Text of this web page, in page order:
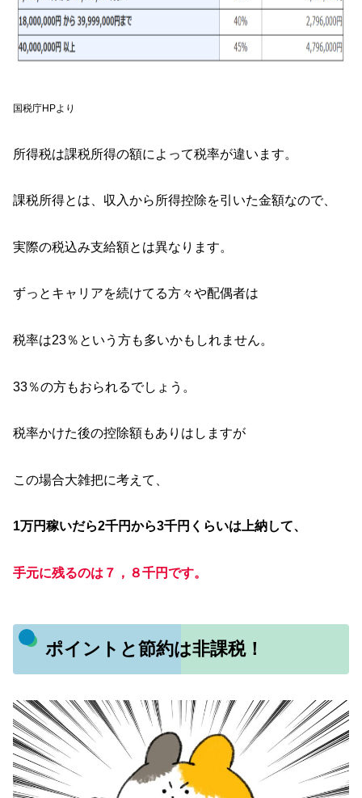
国税庁HPより
所得税は課税所得の額によって税率が違います。
課税所得とは、収入から所得控除を引いた金額なので、
実際の税込み支給額とは異なります。
ずっとキャリアを続けてる方々や配偶者は
税率は23％という方も多いかもしれません。
33％の方もおられるでしょう。
税率かけた後の控除額もありはしますが
この場合大雑把に考えて、
1万円稼いだら2千円から3千円くらいは上納して、
手元に残るのは７，８千円です。
ポイントと節約は非課税！